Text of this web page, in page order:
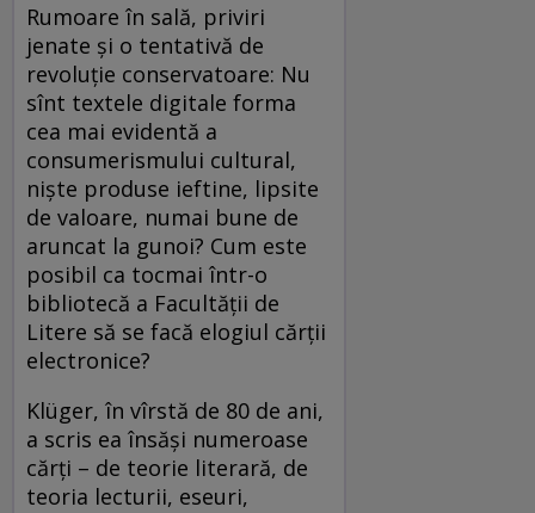
Rumoare în sală, priviri
jenate şi o tentativă de
revoluţie conservatoare: Nu
sînt textele digitale forma
cea mai evidentă a
consumerismului cultural,
nişte produse ieftine, lipsite
de valoare, numai bune de
aruncat la gunoi? Cum este
posibil ca tocmai într-o
bibliotecă a Facultăţii de
Litere să se facă elogiul cărţii
electronice?
Klüger, în vîrstă de 80 de ani,
a scris ea însăşi numeroase
cărţi – de teorie literară, de
teoria lecturii, eseuri,